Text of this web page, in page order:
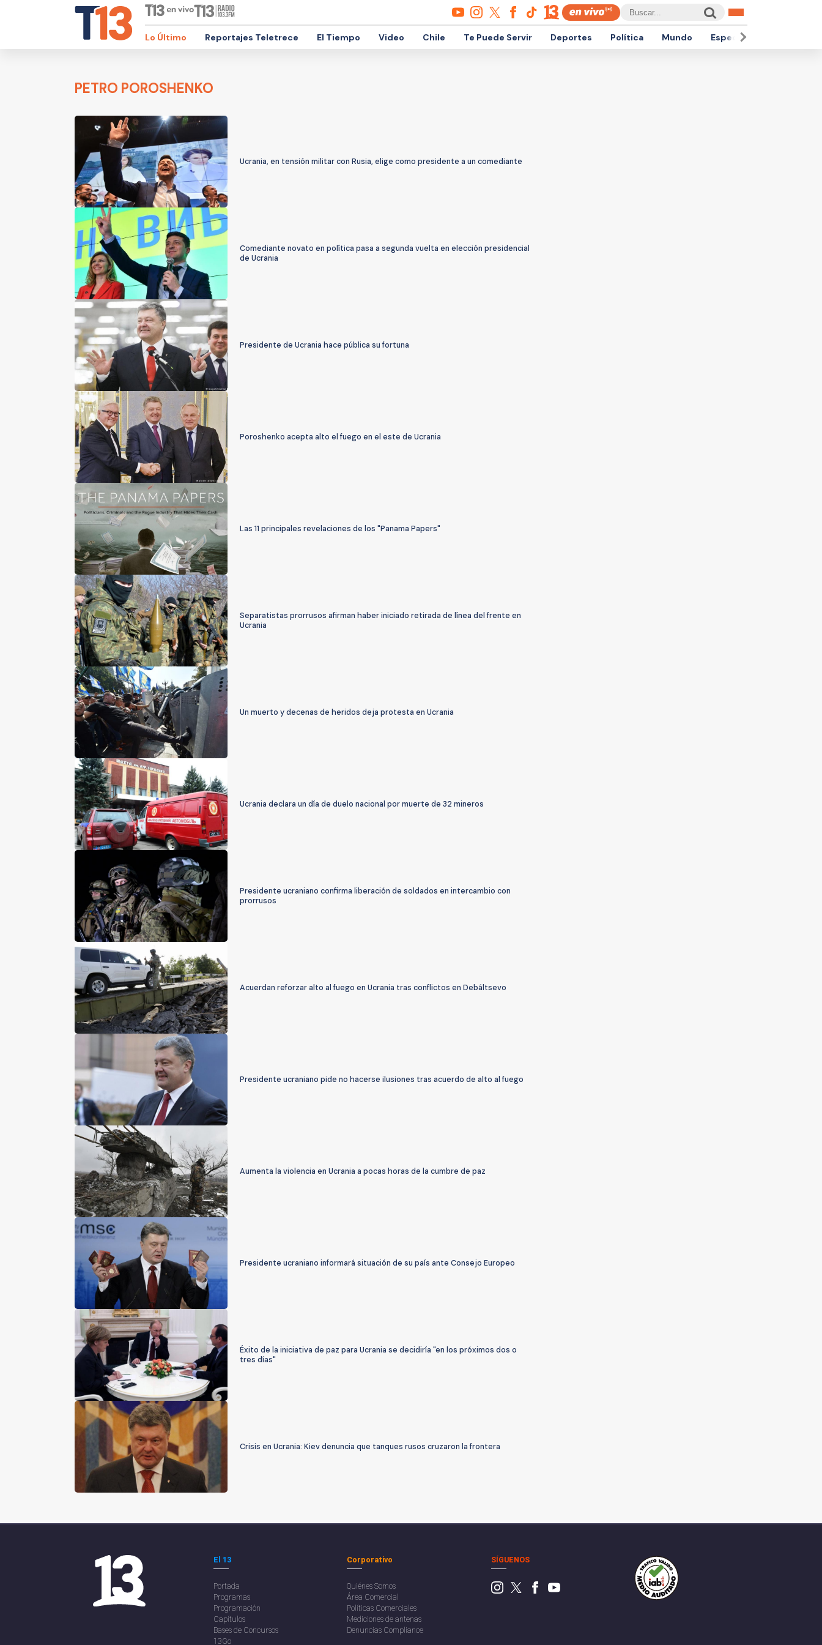
Lo Último Reportajes Teletrece El Tiempo Video Chile Te Puede Servir Deportes Política Mundo Espectáculos
PETRO POROSHENKO
Ucrania, en tensión militar con Rusia, elige como presidente a un comediante
Comediante novato en política pasa a segunda vuelta en elección presidencial
de Ucrania
Presidente de Ucrania hace pública su fortuna
Poroshenko acepta alto el fuego en el este de Ucrania
Las 11 principales revelaciones de los "Panama Papers"
Separatistas prorrusos afirman haber iniciado retirada de línea del frente en
Ucrania
Un muerto y decenas de heridos deja protesta en Ucrania
Ucrania declara un día de duelo nacional por muerte de 32 mineros
Presidente ucraniano confirma liberación de soldados en intercambio con
prorrusos
Acuerdan reforzar alto al fuego en Ucrania tras conflictos en Debáltsevo
Presidente ucraniano pide no hacerse ilusiones tras acuerdo de alto al fuego
Aumenta la violencia en Ucrania a pocas horas de la cumbre de paz
Presidente ucraniano informará situación de su país ante Consejo Europeo
Éxito de la iniciativa de paz para Ucrania se decidiría "en los próximos dos o
tres días"
Crisis en Ucrania: Kiev denuncia que tanques rusos cruzaron la frontera
El 13
Portada
Programas
Programación
Capítulos
Bases de Concursos
13Go
Corporativo
Quiénes Somos
Área Comercial
Políticas Comerciales
Mediciones de antenas
Denuncias Compliance
SÍGUENOS